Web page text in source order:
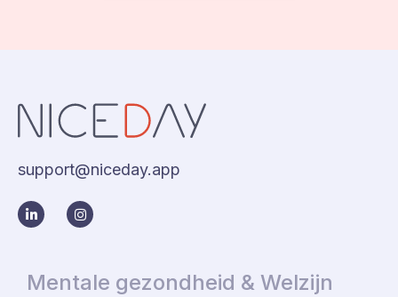
support@niceday.app
Mentale gezondheid & Welzijn